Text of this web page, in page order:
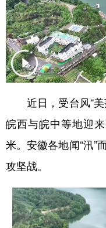
法律 中央
食品 人
学术中国 乡村
彩票 娱
公益 一带
文化产业
地方频道
近日，受台风“美
皖西与皖中等地迎
米。安徽各地闻“汛”
攻坚战。